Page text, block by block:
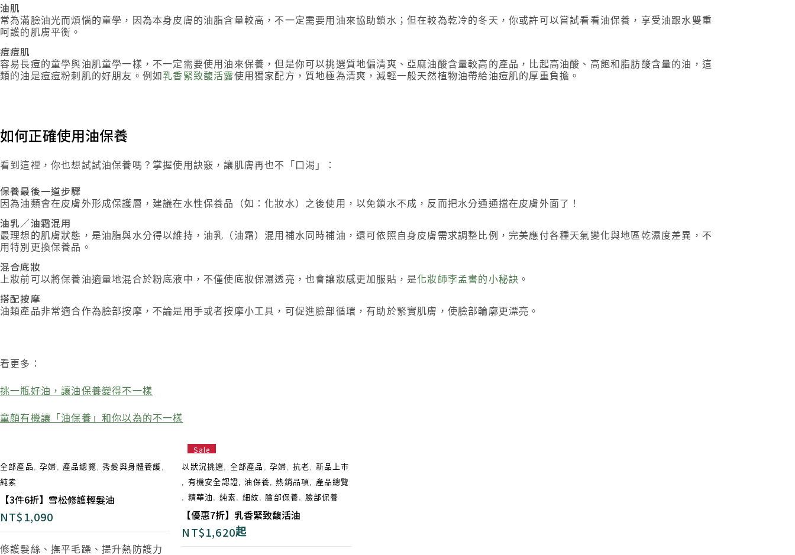
油肌
常為滿臉油光而煩惱的童學，因為本身皮膚的油脂含量較高，不一定需要用油來協助鎖水；但在較為乾冷的冬天，你或許可以嘗試看看油保養，享受油跟水雙重
呵護的肌膚平衡。
痘痘肌
容易長痘的童學與油肌童學一樣，不一定需要使用油來保養，但是你可以挑選質地偏清爽、亞麻油酸含量較高的產品，比起高油酸、高飽和脂肪酸含量的油，這
類的油是痘痘粉刺肌的好朋友。例如 乳香緊致馥活露使用獨家配方，質地極為清爽，減輕一般天然植物油帶給油痘肌的厚重負擔。
如何正確使用油保養
看到這裡，你也想試試油保養嗎？掌握使用訣竅，讓肌膚再也不「口渴」：
保養最後一道步驟
因為油類會在皮膚外形成保護層，建議在水性保養品（如：化妝水）之後使用，以免鎖水不成，反而把水分通通擋在皮膚外面了！
油乳／油霜混用
最理想的肌膚狀態，是油脂與水分得以維持，油乳（油霜）混用補水同時補油，還可依照自身皮膚需求調整比例，完美應付各種天氣變化與地區乾濕度差異，不
用特別更換保養品。
混合底妝
上妝前可以將保養油適量地混合於粉底液中，不僅使底妝保濕透亮，也會讓妝感更加服貼，是化妝師李孟書的小秘訣 。
搭配按摩
油類產品非常適合作為臉部按摩，不論是用手或者按摩小工具，可促進臉部循環，有助於緊實肌膚，使臉部輪廓更漂亮。
看更多：
挑一瓶好油，讓油保養變得不一樣
童顏有機讓「油保養」和你以為的不一樣
全部產品 ,孕婦 , 產品總覽,秀髮與身體養護 ,
純素
【3件6折】雪松修護輕髮油
NT$1,090
修護髮絲、撫平毛躁、提升熱防護力
Sale
以狀況挑選, 全部產品 ,孕婦, 抗老, 新品上市
, 有機安全認證,油保養,熱銷品項, 產品總覽
, 精華油 , 純素, 細紋,臉部保養, 臉部保養
【優惠7折】乳香緊致馥活油
NT$1,620起